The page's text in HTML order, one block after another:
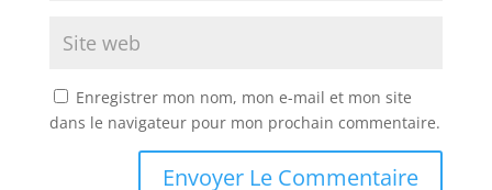
Enregistrer mon nom, mon e-mail et mon site
dans le navigateur pour mon prochain commentaire.